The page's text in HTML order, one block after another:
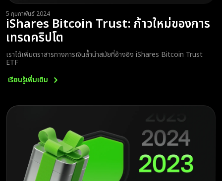
5 กุมภาพันธ์ 2024
iShares Bitcoin Trust: ก้าวใหม่ของการ
เทรดคริปโต
เราได้เพิ่มตราสารทางการเงินล้ำนำสมัยที่อ้างอิง iShares Bitcoin Trust
ETF
เรียนรู้เพิ่มเติม